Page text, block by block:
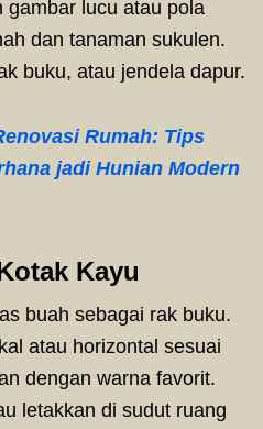
gambar lucu atau pola
dan tanaman sukulen.
buku, atau jendela dapur.
Rumah: Tips
jadi Hunian Modern
Kayu
buah sebagai rak buku.
atau horizontal sesuai
dengan warna favorit.
letakkan di sudut ruang